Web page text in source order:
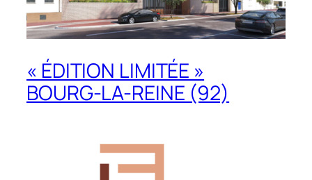
« ÉDITION LIMITÉE »
BOURG-LA-REINE (92)